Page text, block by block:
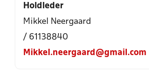
Holdleder
Mikkel Neergaard
/ 61138840
Mikkel.neergaard@gmail.com